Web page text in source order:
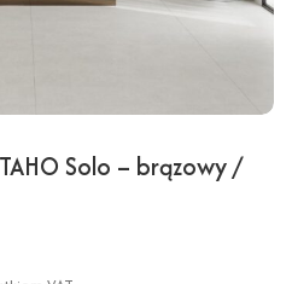
Solo – brązowy /